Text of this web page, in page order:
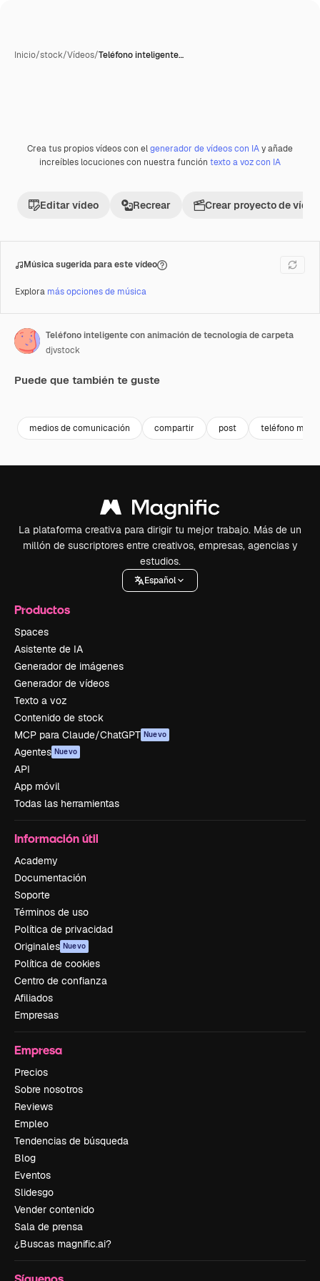
Inicio/stock/Vídeos/Teléfono inteligente…
Premium
Crea tus propios vídeos con elgenerador de vídeos con IAy añade
increíbles locuciones con nuestra función texto a voz con IA
Editar vídeo Recrear Crear proyecto de vídeo
Música sugerida para este vídeo
Explora más opciones de música
Teléfono inteligente con animación de tecnología de carpeta
djvstock
Puede que también te guste
medios de comunicación compartir post teléfono móvil
La plataforma creativa para dirigir tu mejor trabajo. Más de un
millón de suscriptores entre creativos, empresas, agencias y
estudios.
Español
Productos
Spaces
Asistente de IA
Generador de imágenes
Generador de vídeos
Texto a voz
Contenido de stock
MCP para Claude/ChatGPT Nuevo
Agentes Nuevo
API
App móvil
Todas las herramientas
Información útil
Academy
Documentación
Soporte
Términos de uso
Política de privacidad
Originales Nuevo
Política de cookies
Centro de confianza
Afiliados
Empresas
Empresa
Precios
Sobre nosotros
Reviews
Empleo
Tendencias de búsqueda
Blog
Eventos
Slidesgo
Vender contenido
Sala de prensa
¿Buscas magnific.ai?